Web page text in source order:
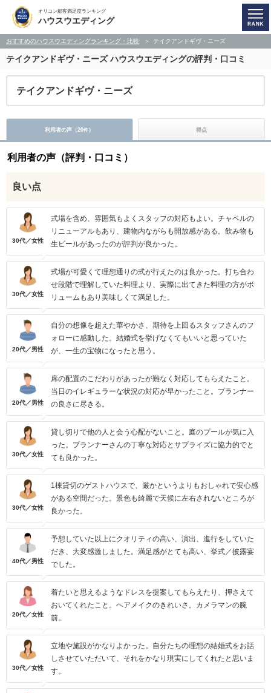
オリコン顧客満足度ランキング
ハウスウエディング
おすすめのハウスウエディングランキング・比較 テイクアンドギヴ・ニーズ
テイクアンドギヴ・ニーズハウスウエディングの評判・口コミ
テイクアンドギヴ・ニーズ
利用者の声（20件） 得点
利用者の声（評判・口コミ）
良い点
30代／女性
式場を含め、雰囲気もよくスタッフの対応もよい。チャペルの
リニューアルもあり、建物内ながらも開放感がある。飲み物も
生ビールがあったのが評判が良かった。
30代／女性
式場が可愛くて理想通りの式が行えたのは良かった。打ち合わ
せ段階で理解していた料理より、実際に出てきた料理の方がボ
リュームもあり美味しくて満足した。
20代／男性
自分の想像を超えた華やかさ、期待を上回るスタッフさんのフ
ォローに感動した。結婚式を挙げなくてもいいと思っていた
が、一生の宝物になったと思う。
20代／男性
席の配置のこだわりがあったが難なく対応してもらえたこと。
当日のイレギュラーな状況の対応が早かったこと。プランナー
の良さに尽きる。
30代／女性
貸し切りで他の人と会う心配がないこと。庭のプールが気に入
った。プランナーさんの丁寧な対応とサプライズに協力的でと
ても良かった。
30代／女性
1棟貸切のゲストハウスで、厳かというよりもおしゃれで安心感
がある空間だった。景色も綺麗で天候に左右されないところが
良かった。
40代／男性
予想していた以上にクオリティの高い、演出、進行をしていた
だき、大変感激しました。満足感がとても高い、挙式／披露宴
でした。
20代／女性
着たいと思えるようなドレスを提案してもらえたり、押さえて
おいてくれたこと。ヘアメイクのきれいさ。カメラマンの腕
前。
30代／女性
立地や施設がかなりよかった。自分たちの理想の結婚式をお話
しさせていただいて、それをかなり現実にしてくれたと思いま
す。